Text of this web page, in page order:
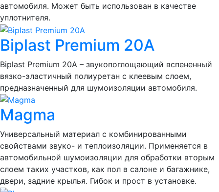
автомобиля. Может быть использован в качестве
уплотнителя.
Biplast Premium 20A
Biplast Premium 20A – звукопоглощающий вспененный
вязко-эластичный полиуретан с клеевым слоем,
предназначенный для шумоизоляции автомобиля.
Magma
Универсальный материал с комбинированными
свойствами звуко- и теплоизоляции. Применяется в
автомобильной шумоизоляции для обработки вторым
слоем таких участков, как пол в салоне и багажнике,
двери, задние крылья. Гибок и прост в установке.